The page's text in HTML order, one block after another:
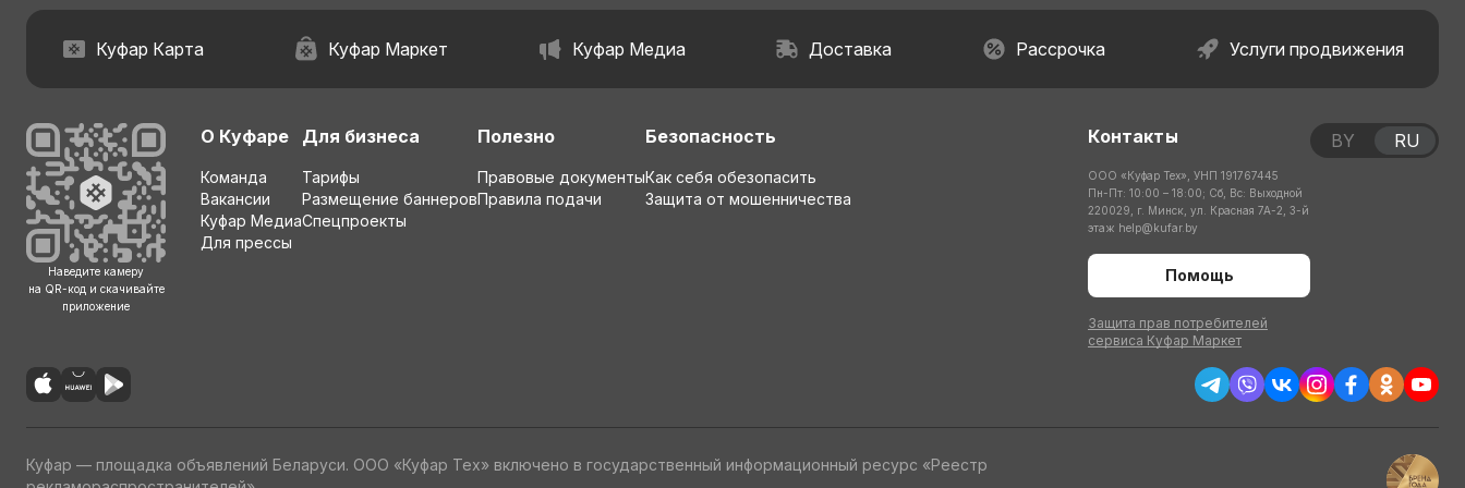
Куфар Карта Куфар Маркет Куфар Медиа Доставка Рассрочка Услуги продвижения
Наведите камеру
на QR-код и скачивайте
приложение
О Куфаре
Команда
Вакансии
Куфар Медиа
Для прессы
Для бизнеса
Тарифы
Размещение баннеров
Спецпроекты
Полезно
Правовые документы
Правила подачи
Безопасность
Как себя обезопасить
Защита от мошенничества
Контакты
ООО «Куфар Тех», УНП 191767445
Пн-Пт: 10:00 – 18:00; Сб, Вс: Выходной
220029, г. Минск, ул. Красная 7А-2, 3-й
этаж help@kufar.by
Помощь
Защита прав потребителей
сервиса Куфар Маркет
BY RU
Куфар — площадка объявлений Беларуси. ООО «Куфар Тех» включено в государственный информационный ресурс «Реестр